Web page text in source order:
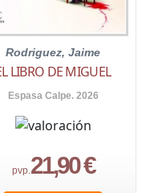
Rodriguez, Jaime
LIBRO DE MIGUEL
Espasa Calpe. 2026
pvp.21,90 €